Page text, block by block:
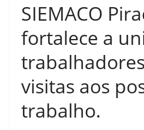
SIEMACO
fortalece a
visitas aos
trabalho.